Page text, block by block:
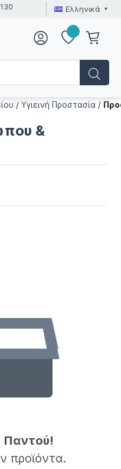
Ελληνικά
/Υγιεινή Προστασία /
&
Παντού!
προϊόντα.